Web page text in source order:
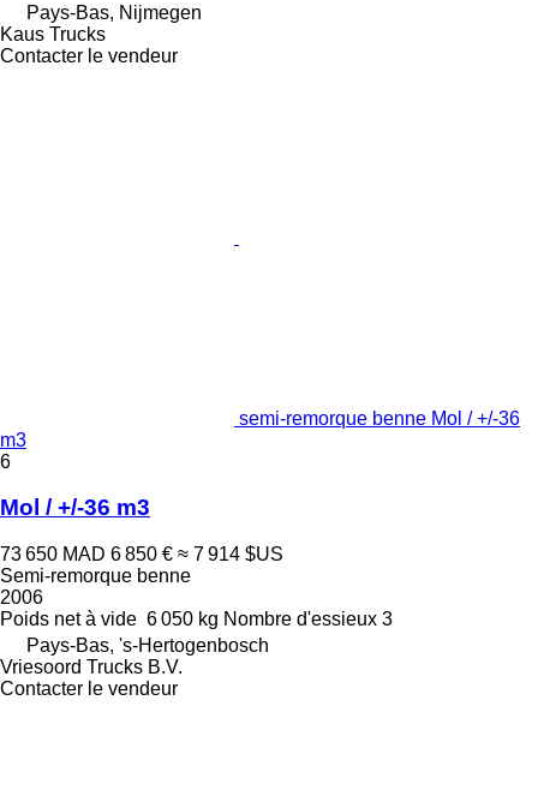
Pays-Bas, Nijmegen
Kaus Trucks
Contacter le vendeur
semi-remorque benne Mol / +/-36
m3
6
Mol / +/-36 m3
73 650 MAD 6 850 € ≈ 7 914 $US
Semi-remorque benne
2006
Poids net à vide 6 050 kg Nombre d'essieux 3
Pays-Bas, 's-Hertogenbosch
Vriesoord Trucks B.V.
Contacter le vendeur